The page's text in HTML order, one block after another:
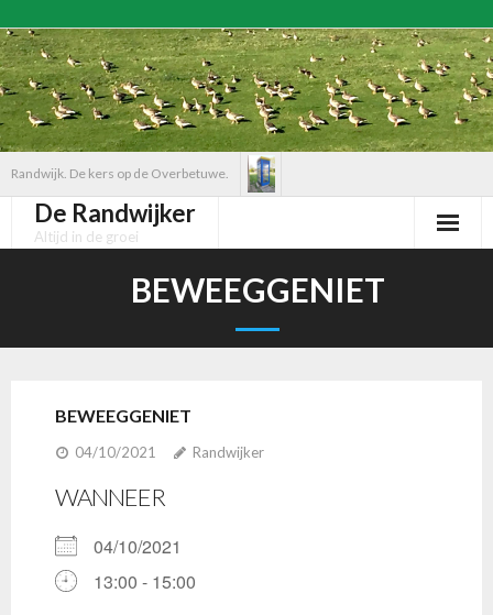
Ga
naar
de
inhoud
Randwijk. De kers op de Overbetuwe.
De Randwijker
Altijd in de groei
BEWEEGGENIET
BEWEEGGENIET
04/10/2021 Randwijker
WANNEER
04/10/2021
13:00 - 15:00